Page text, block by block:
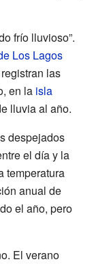
frío lluvioso”.
Los Lagos
las
en la isla
lluvia al año.
despejados
el día y la
temperatura
anual de
el año, pero
El verano